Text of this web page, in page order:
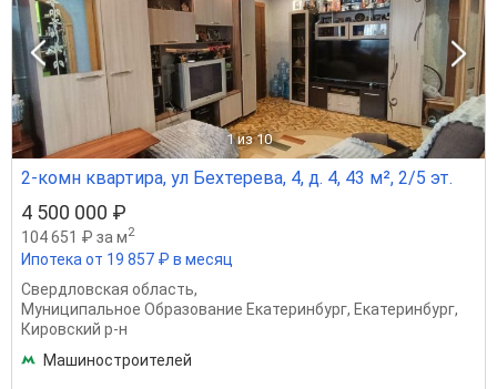
1 из 10
2-комн квартира, ул Бехтерева, 4, д. 4, 43 м², 2/5 эт.
4 500 000 ₽
104 651 ₽ за м2
Ипотека от 19 857 ₽ в месяц
Свердловская область,
Муниципальное Образование Екатеринбург, Екатеринбург,
Кировский р-н
Машиностроителей